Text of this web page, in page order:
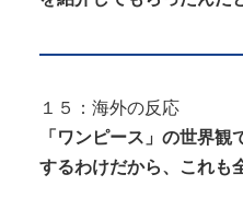
１５：海外の反応
「ワンピース」の世界
するわけだから、これも